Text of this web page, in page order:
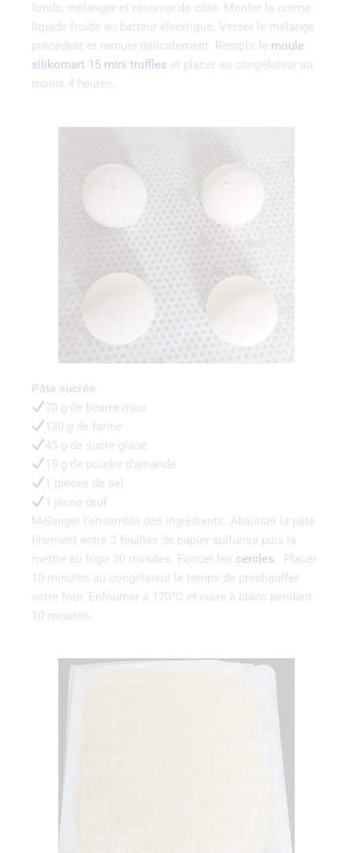
fondu, mélanger et réserver de côté. Monter la crème
liquide froide au batteur électrique. Verser le mélange
précédent et remuer délicatement. Remplir le moule
silikomart 15 mini truffles et placer au congélateur au
moins 4 heures.
Pâte sucrée
70 g de beurre mou
130 g de farine
45 g de sucre glace
15 g de poudre d’amande
1 pincée de sel
1 jaune œuf
Mélanger l’ensemble des ingrédients. Abaisser la pâte
finement entre 2 feuilles de papier sulfurisé puis la
mettre au frigo 30 minutes. Foncer les cercles . Placer
10 minutes au congélateur le temps de préchauffer
votre four. Enfourner à 170°C et cuire à blanc pendant
10 minutes.